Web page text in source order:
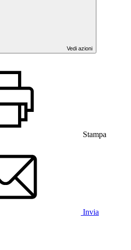
Vedi azioni
Stampa
Invia